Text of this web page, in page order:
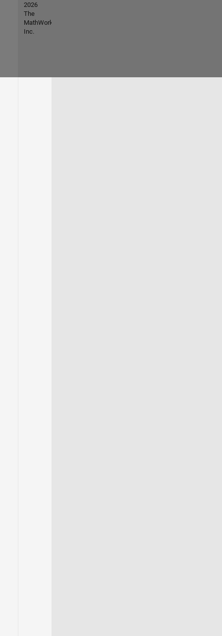
2026
The
MathWorks,
Inc.